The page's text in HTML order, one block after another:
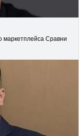
маркетплейса Сравни